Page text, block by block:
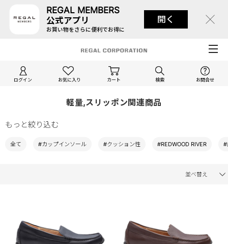
REGAL MEMBERS
公式アプリ
お買い物をさらに便利でお得に
開く
ログイン お気に入り カート 検索 お問合せ
軽量,スリッポン関連商品
もっと絞り込む
全て #カップインソール #クッション性 #REDWOOD RIVER #
並べ替え